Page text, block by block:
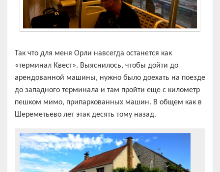
Так что для меня Орли навсегда останется как
«терминал Квест». Выяснилось, чтобы дойти до
арендованной машины, нужно было доехать на поезде
до западного терминала и там пройти еще с километр
пешком мимо, припаркованных машин. В общем как в
Шереметьево лет этак десять тому назад.